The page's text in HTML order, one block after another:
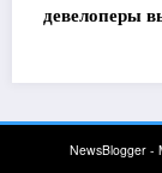
девелоперы
NewsBlogger -